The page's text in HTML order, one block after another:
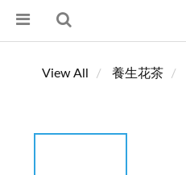
View All 養生花茶